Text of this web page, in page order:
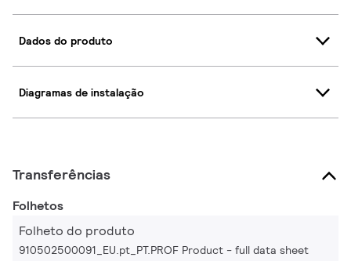
Dados do produto
Diagramas de instalação
Transferências
Folhetos
Folheto do produto
910502500091_EU.pt_PT.PROF Product - full data sheet